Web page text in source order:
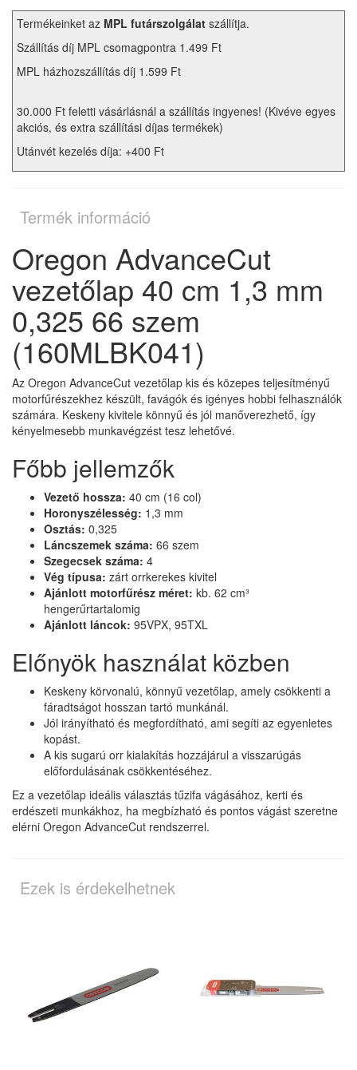
Termékeinket az MPL futárszolgálat szállítja.
Szállítás díj MPL csomagpontra 1.499 Ft
MPL házhozszállítás díj 1.599 Ft
30.000 Ft feletti vásárlásnál a szállítás ingyenes! (Kivéve egyes
akciós, és extra szállítási díjas termékek)
Utánvét kezelés díja: +400 Ft
Termék információ
Oregon AdvanceCut
vezetőlap 40 cm 1,3 mm
0,325 66 szem
(160MLBK041)
Az Oregon AdvanceCut vezetőlap kis és közepes teljesítményű
motorfűrészekhez készült, favágók és igényes hobbi felhasználók
számára. Keskeny kivitele könnyű és jól manőverezhető, így
kényelmesebb munkavégzést tesz lehetővé.
Főbb jellemzők
Vezető hossza: 40 cm (16 col)
Horonyszélesség: 1,3 mm
Osztás: 0,325
Láncszemek száma: 66 szem
Szegecsek száma: 4
Vég típusa: zárt orrkerekes kivitel
Ajánlott motorfűrész méret: kb. 62 cm³
hengerűrtartalomig
Ajánlott láncok: 95VPX, 95TXL
Előnyök használat közben
Keskeny körvonalú, könnyű vezetőlap, amely csökkenti a
fáradtságot hosszan tartó munkánál.
Jól irányítható és megfordítható, ami segíti az egyenletes
kopást.
A kis sugarú orr kialakítás hozzájárul a visszarúgás
előfordulásának csökkentéséhez.
Ez a vezetőlap ideális választás tűzifa vágásához, kerti és
erdészeti munkákhoz, ha megbízható és pontos vágást szeretne
elérni Oregon AdvanceCut rendszerrel.
Ezek is érdekelhetnek